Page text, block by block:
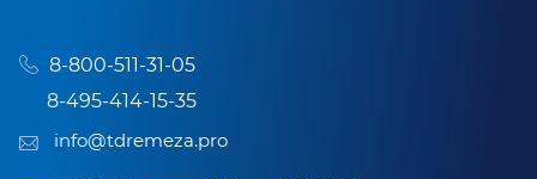
8-800-511-31-05
8-495-414-15-35
info@tdremeza.pro